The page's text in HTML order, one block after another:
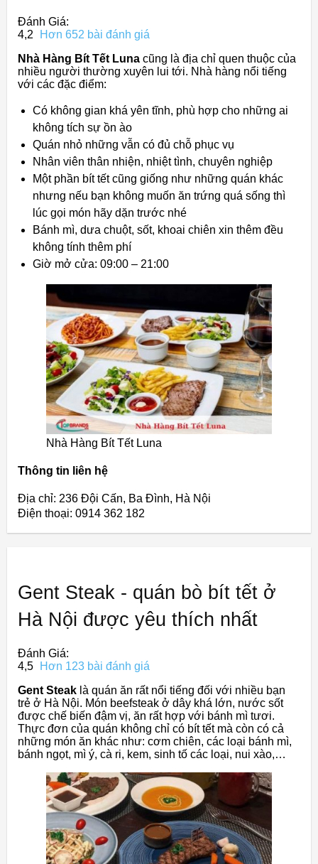
Đánh Giá:
4,2
Hơn 652 bài đánh giá
Nhà Hàng Bít Tết Luna cũng là địa chỉ quen thuộc của
nhiều người thường xuyên lui tới. Nhà hàng nổi tiếng
với các đặc điểm:
Có không gian khá yên tĩnh, phù hợp cho những ai
không tích sự ồn ào
Quán nhỏ những vẫn có đủ chỗ phục vụ
Nhân viên thân nhiện, nhiệt tình, chuyên nghiệp
Một phần bít tết cũng giống như những quán khác
nhưng nếu bạn không muốn ăn trứng quá sống thì
lúc gọi món hãy dặn trước nhé
Bánh mì, dưa chuột, sốt, khoai chiên xin thêm đều
không tính thêm phí
Giờ mở cửa: 09:00 – 21:00
Nhà Hàng Bít Tết Luna
Thông tin liên hệ
Địa chỉ: 236 Đội Cấn, Ba Đình, Hà Nội
Điện thoại: 0914 362 182
Gent Steak - quán bò bít tết ở
Hà Nội được yêu thích nhất
Đánh Giá:
4,5
Hơn 123 bài đánh giá
Gent Steak là quán ăn rất nổi tiếng đối với nhiều bạn
trẻ ở Hà Nội. Món beefsteak ở dây khá lớn, nước sốt
được chế biến đậm vị, ăn rất hợp với bánh mì tươi.
Thực đơn của quán không chỉ có bít tết mà còn có cả
những món ăn khác như: cơm chiên, các loại bánh mì,
bánh ngọt, mì ý, cà ri, kem, sinh tố các loại, nui xào,…